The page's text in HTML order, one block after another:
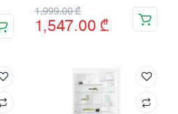
1,999.00₾
Original
price
1,999.00 ₾.
1,547.00 ₾
Current
price
1,547.00 ₾.